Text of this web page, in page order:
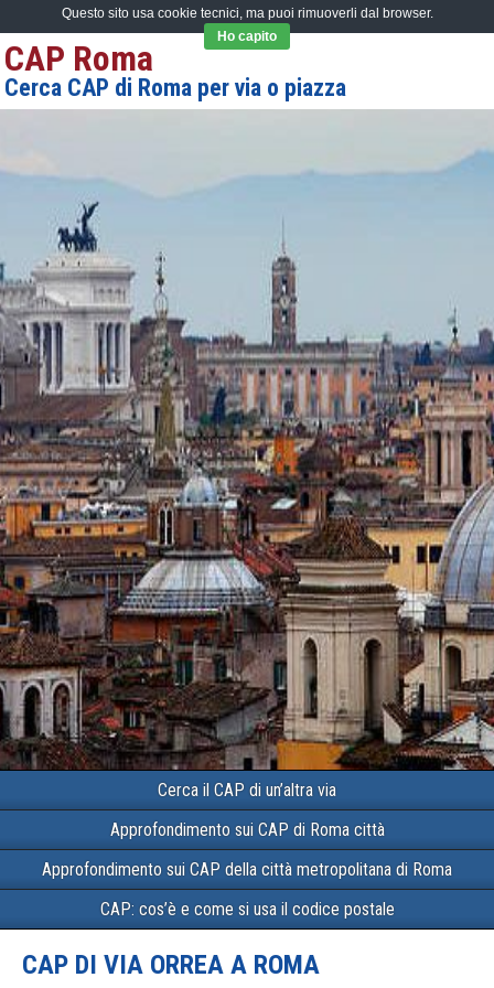
CAP Roma
Cerca CAP di Roma per via o piazza
Cerca il CAP di un’altra via
Approfondimento sui CAP di Roma città
Approfondimento sui CAP della città metropolitana di Roma
CAP: cos’è e come si usa il codice postale
CAP DI VIA ORREA A ROMA
Questo sito usa cookie tecnici, ma puoi rimuoverli dal browser.
Ho capito